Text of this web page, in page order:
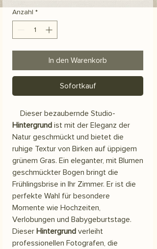
Anzahl *
In den Warenkorb
Sofortkauf
Dieser bezaubernde Studio-
Hintergrund ist mit der Eleganz der
Natur geschmückt und bietet die
ruhige Textur von Birken auf üppigem
grünem Gras. Ein eleganter, mit Blumen
geschmückter Bogen bringt die
Frühlingsbrise in Ihr Zimmer. Er ist die
perfekte Wahl für besondere
Momente wie Hochzeiten,
Verlobungen und Babygeburtstage.
Dieser Hintergrund verleiht
professionellen Fotografen, die